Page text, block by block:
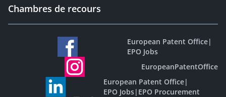
Chambres de recours
European Patent Office|
EPO Jobs
EuropeanPatentOffice
European Patent Office|
EPO Jobs| EPO Procurement